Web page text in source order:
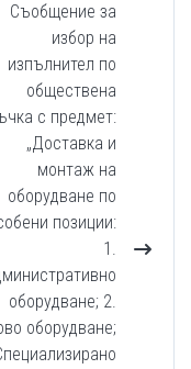
Съобщение за
избор на
изпълнител по
обществена
с предмет:
„Доставка и
монтаж на
оборудване по
позиции:
1.
оборудване; 2.
оборудване;